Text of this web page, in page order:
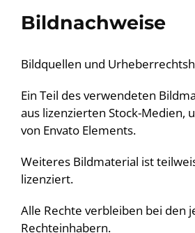
Bildnachweise
Bildquellen und
Ein Teil des verwendeten
aus lizenzierten Stock-Medien,
von Envato Elements.
Weiteres Bildmaterial ist
lizenziert.
Alle Rechte verbleiben bei den
Rechteinhabern.